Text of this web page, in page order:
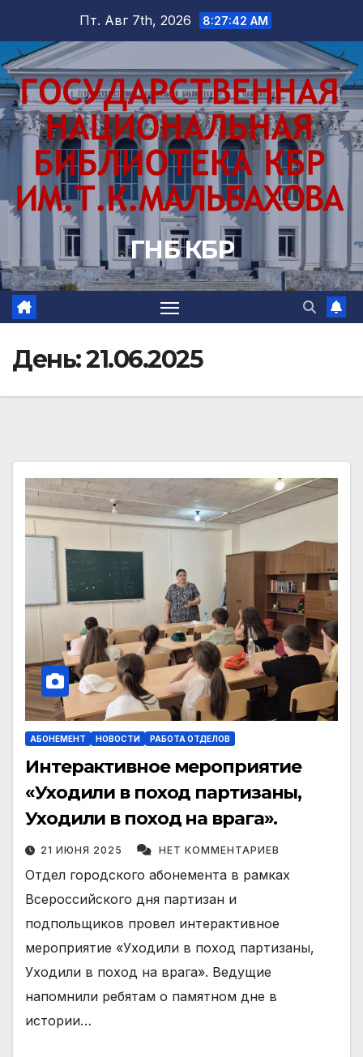
содержимому
Пт. Авг 7th, 2026 8:27:43 AM
ГНБ КБР
День:21.06.2025
АБОНЕМЕНТ НОВОСТИ РАБОТА ОТДЕЛОВ
Интерактивное мероприятие
«Уходили в поход партизаны,
Уходили в поход на врага».
21 ИЮНЯ 2025 НЕТ КОММЕНТАРИЕВ
Отдел городского абонемента в рамках
Всероссийского дня партизан и
подпольщиков провел интерактивное
мероприятие «Уходили в поход партизаны,
Уходили в поход на врага». Ведущие
напомнили ребятам о памятном дне в
истории…